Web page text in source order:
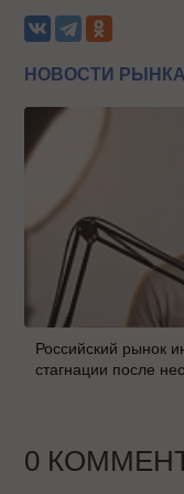
НОВОСТИ
Российский рынок
стагнации после
0